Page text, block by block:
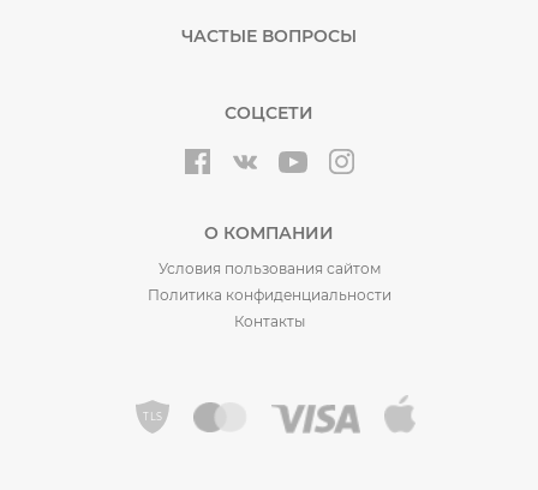
ЧАСТЫЕ ВОПРОСЫ
СОЦСЕТИ
О КОМПАНИИ
Условия пользования сайтом
Политика конфиденциальности
Контакты